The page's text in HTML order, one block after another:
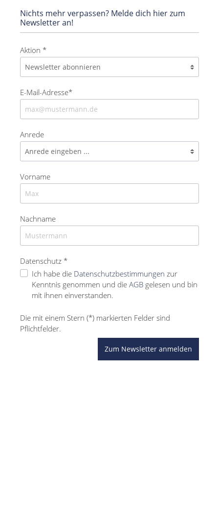
Nichts mehr verpassen? Melde dich hier zum
Newsletter an!
Aktion *
E-Mail-Adresse*
Anrede
Vorname
Nachname
Datenschutz *
Ich habe die Datenschutzbestimmungen zur
Kenntnis genommen und die AGB gelesen und bin
mit ihnen einverstanden.
Die mit einem Stern (*) markierten Felder sind
Pflichtfelder.
Zum Newsletter anmelden